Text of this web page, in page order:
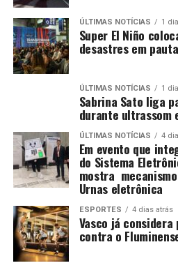
ÚLTIMAS NOTÍCIAS 1
Super El Niño
desastres em
ÚLTIMAS NOTÍCIAS 1
Sabrina Sato liga
durante ultrassom
ÚLTIMAS NOTÍCIAS 4
Em evento que
do Sistema
mostra
Urnas eletrônica
ESPORTES 4 dias atrás
Vasco já
contra o